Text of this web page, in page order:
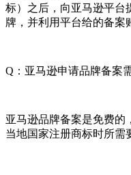
标）之后，向亚马逊平台
牌，并利用平台给的备案
Q：亚马逊申请品牌备案
亚马逊品牌备案是免费的
当地国家注册商标时所需